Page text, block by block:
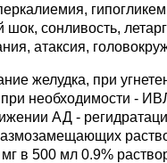
шок, сонливость,
атаксия,
желудка, при
при необходимости -
АД -
в 500 мл 0.9%